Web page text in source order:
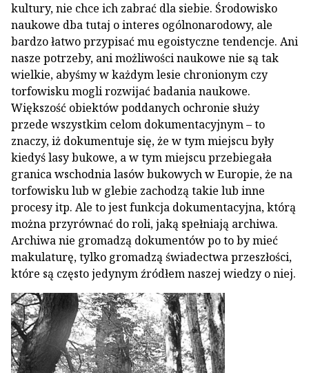
kultury, nie chce ich zabrać dla siebie. Środowisko
naukowe dba tutaj o interes ogólnonarodowy, ale
bardzo łatwo przypisać mu egoistyczne tendencje. Ani
nasze potrzeby, ani możliwości naukowe nie są tak
wielkie, abyśmy w każdym lesie chronionym czy
torfowisku mogli rozwijać badania naukowe.
Większość obiektów poddanych ochronie służy
przede wszystkim celom dokumentacyjnym – to
znaczy, iż dokumentuje się, że w tym miejscu były
kiedyś lasy bukowe, a w tym miejscu przebiegała
granica wschodnia lasów bukowych w Europie, że na
torfowisku lub w glebie zachodzą takie lub inne
procesy itp. Ale to jest funkcja dokumentacyjna, którą
można przyrównać do roli, jaką spełniają archiwa.
Archiwa nie gromadzą dokumentów po to by mieć
makulaturę, tylko gromadzą świadectwa przeszłości,
które są często jedynym źródłem naszej wiedzy o niej.